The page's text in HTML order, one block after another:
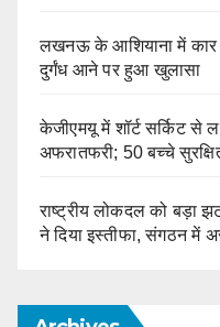
लखनऊ के आशियाना में कार
दुर्गंध आने पर हुआ खुलासा
केजीएमयू में शॉर्ट सर्किट
अफरातफरी; 50 बच्चे
राष्ट्रीय लोकदल को बड़ा
ने दिया इस्तीफा, संगठन में